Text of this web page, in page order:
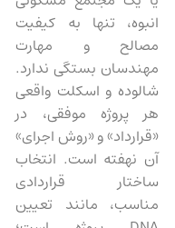
انبوه، تنها به کیفیت
مصالح و مهارت
مهندسان بستگی ندارد.
شالوده و اسکلت واقعی
هر پروژه موفقی، در
«قرارداد» و «روش اجرای»
آن نهفته است. انتخاب
ساختار قراردادی
مناسب، مانند تعیین